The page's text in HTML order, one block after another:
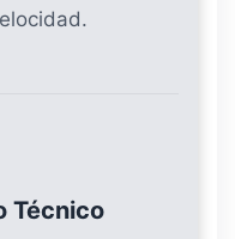
Técnico